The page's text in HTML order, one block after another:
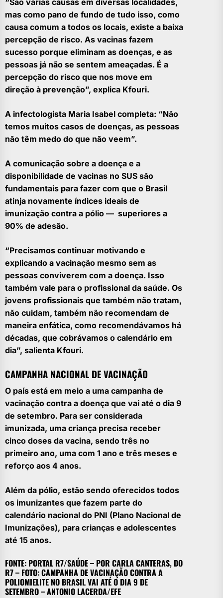
mas como pano de fundo de tudo isso, como
causa comum a todos os locais, existe a baixa
percepção de risco. As vacinas fazem
sucesso porque eliminam as doenças, e as
pessoas já não se sentem ameaçadas. É a
percepção do risco que nos move em
direção à prevenção”, explica Kfouri.
A infectologista Maria Isabel completa: “Não
temos muitos casos de doenças, as pessoas
não têm medo do que não veem”.
A comunicação sobre a doença e a
disponibilidade de vacinas no SUS são
fundamentais para fazer com que o Brasil
atinja novamente índices ideais de
imunização contra a pólio — superiores a
90% de adesão.
“Precisamos continuar motivando e
explicando a vacinação mesmo sem as
pessoas conviverem com a doença. Isso
também vale para o profissional da saúde. Os
jovens profissionais que também não tratam,
não cuidam, também não recomendam de
maneira enfática, como recomendávamos há
décadas, que cobrávamos o calendário em
dia”, salienta Kfouri.
CAMPANHA NACIONAL DE VACINAÇÃO
O país está em meio a uma campanha de
vacinação contra a doença que vai até o dia 9
de setembro. Para ser considerada
imunizada, uma criança precisa receber
cinco doses da vacina, sendo três no
primeiro ano, uma com 1 ano e três meses e
reforço aos 4 anos.
Além da pólio, estão sendo oferecidos todos
os imunizantes que fazem parte do
calendário nacional do PNI (Plano Nacional de
Imunizações), para crianças e adolescentes
até 15 anos.
FONTE: PORTAL R7/SAÚDE – POR CARLA CANTERAS, DO
R7 – FOTO: CAMPANHA DE VACINAÇÃO CONTRA A
POLIOMIELITE NO BRASIL VAI ATÉ O DIA 9 DE
SETEMBRO – ANTONIO LACERDA/EFE